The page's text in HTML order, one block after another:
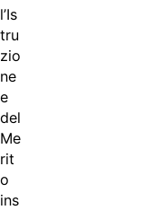
l’Is
tru
zio
ne
e
del
Me
rit
o
ins